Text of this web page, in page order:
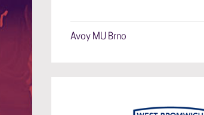
Avoy MU Brno